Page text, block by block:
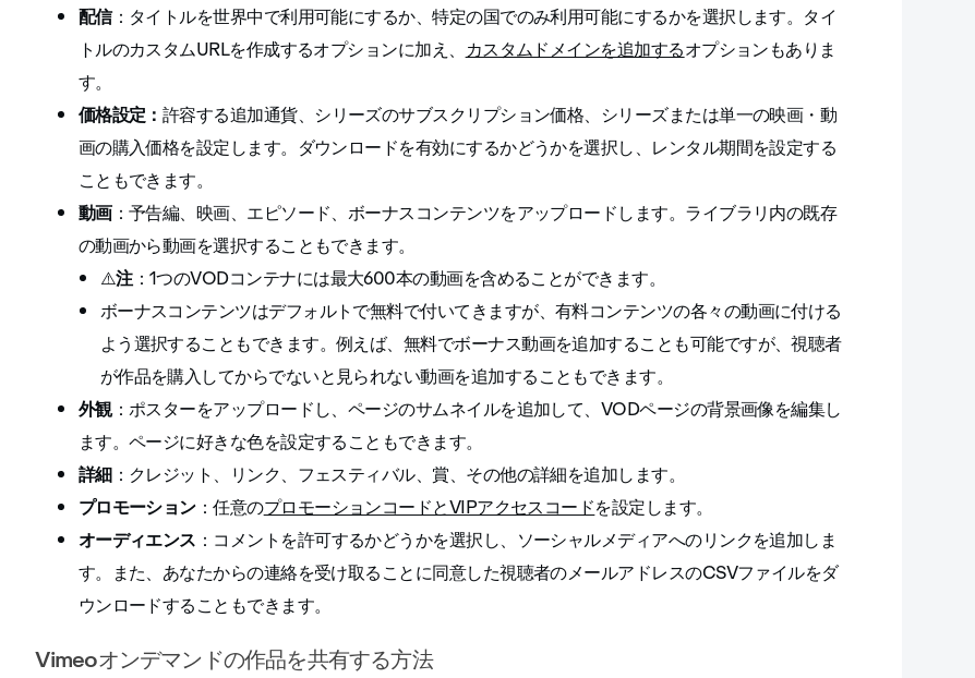
配信：タイトルを世界中で利用可能にするか、特定の国でのみ利用可能にするかを選択します。タイ
トルのカスタムURLを作成するオプションに加え、カスタムドメインを追加するオプションもありま
す。
価格設定： 許容する追加通貨、シリーズのサブスクリプション価格、シリーズまたは単一の映画・動
画の購入価格を設定します。ダウンロードを有効にするかどうかを選択し、レンタル期間を設定する
こともできます。
動画：予告編、映画、エピソード、ボーナスコンテンツをアップロードします。ライブラリ内の既存
の動画から動画を選択することもできます。
⚠️注：1つのVODコンテナには最大600本の動画を含めることができます。
ボーナスコンテンツはデフォルトで無料で付いてきますが、有料コンテンツの各々の動画に付ける
よう選択することもできます。例えば、無料でボーナス動画を追加することも可能ですが、視聴者
が作品を購入してからでないと見られない動画を追加することもできます。
外観：ポスターをアップロードし、ページのサムネイルを追加して、VODページの背景画像を編集し
ます。ページに好きな色を設定することもできます。
詳細：クレジット、リンク、フェスティバル、賞、その他の詳細を追加します。
プロモーション：任意のプロモーションコードとVIPアクセスコードを設定します。
オーディエンス ：コメントを許可するかどうかを選択し、ソーシャルメディアへのリンクを追加しま
す。また、あなたからの連絡を受け取ることに同意した視聴者のメールアドレスのCSVファイルをダ
ウンロードすることもできます。
Vimeoオンデマンドの作品を共有する方法